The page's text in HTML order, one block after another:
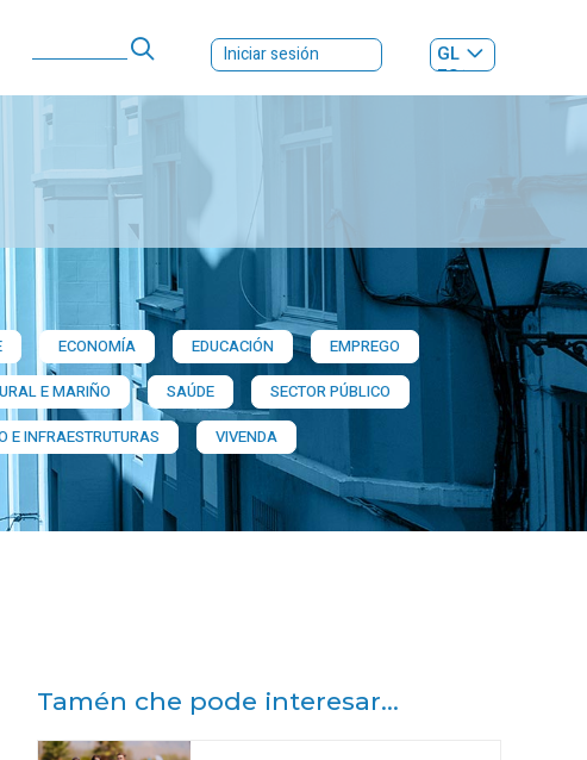
Iniciar sesión
GL
ES|
ECONOMÍA EDUCACIÓN
EMPREGO
E MARIÑO SAÚDE
SECTOR PÚBLICO
E INFRAESTRUTURAS VIVENDA
Tamén che pode interesar...